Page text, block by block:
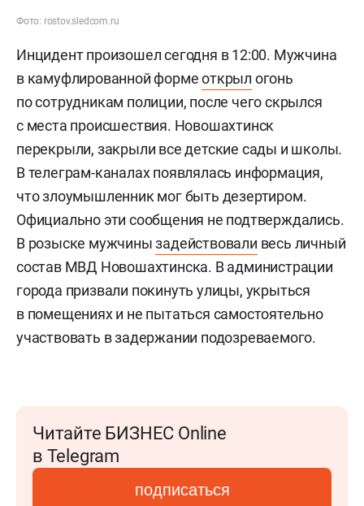
Фото: rostov.sledcom.ru
Инцидент произошел сегодня в 12:00. Мужчина
в камуфлированной формеоткрыл огонь
по сотрудникам полиции, после чего скрылся
с места происшествия. Новошахтинск
перекрыли, закрыли все детские сады и школы.
В телеграм-каналах появлялась информация,
что злоумышленник мог быть дезертиром.
Официально эти сообщения не подтверждались.
В розыске мужчинызадействовали весь личный
состав МВД Новошахтинска. В администрации
города призвали покинуть улицы, укрыться
в помещениях и не пытаться самостоятельно
участвовать в задержании подозреваемого.
Читайте БИЗНЕС Online
в Telegram
подписаться